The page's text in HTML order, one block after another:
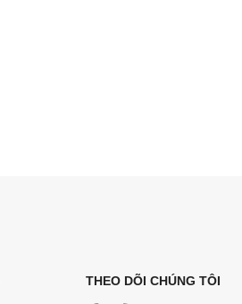
THEO DÕI CHÚNG TÔI